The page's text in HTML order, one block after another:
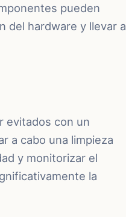
pueden
del hardware y llevar a
evitados con un
a cabo una limpieza
y monitorizar el
la